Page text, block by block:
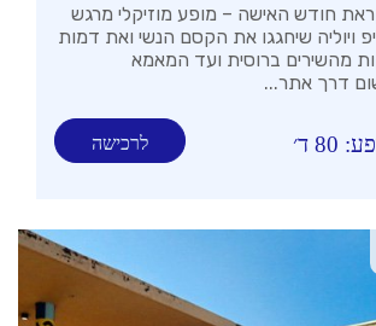
חודש האישה – מופע מוזיקלי מרגש
ויוליה שיחגגו את הקסם הנשי ואת דמות
מהשירים ברוסית ועד המאמא
דרך אתר...
לרכישה ד׳